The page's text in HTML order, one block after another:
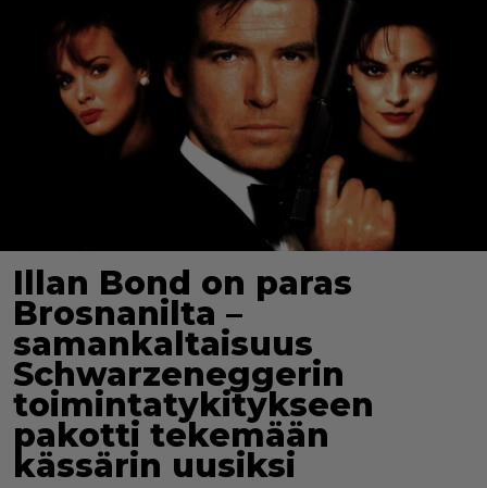
Illan Bond on paras
Brosnanilta –
samankaltaisuus
Schwarzeneggerin
toimintatykitykseen
pakotti tekemään
kässärin uusiksi